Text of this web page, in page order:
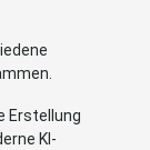
Erstellung
KI-